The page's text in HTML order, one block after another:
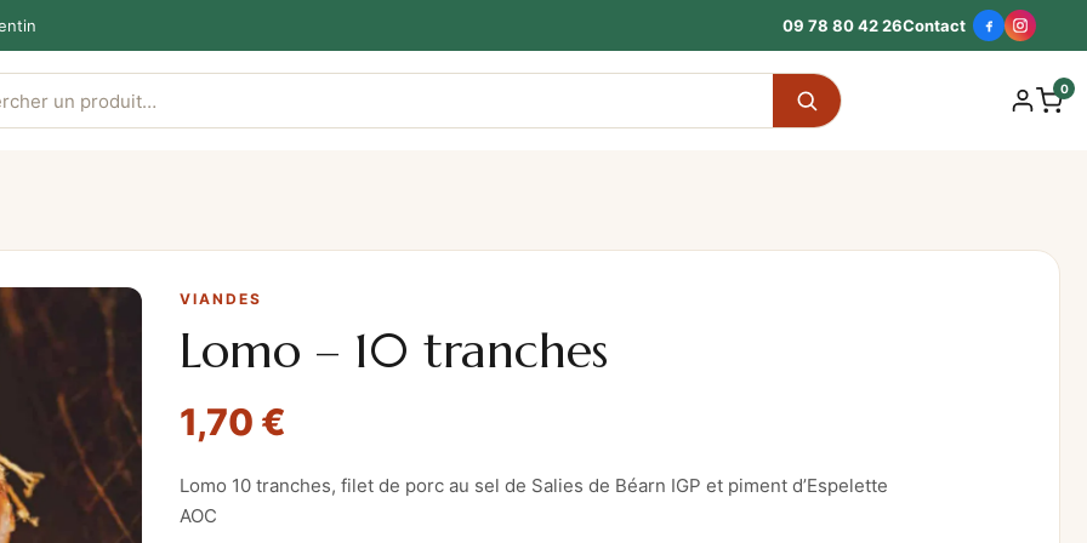
09 78 80 42 26Contact
0
VIANDES
Lomo – 10 tranches
1,70 €
Lomo 10 tranches, filet de porc au sel de Salies de Béarn IGP et piment d’Espelette
AOC